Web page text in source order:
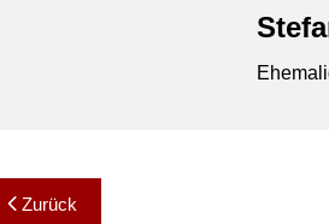
Beitragsnavigation
Zurück